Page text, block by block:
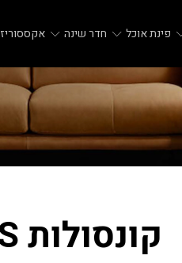
פינת אוכל חדר שינה אקססוריז
קונסולות GYLLOS